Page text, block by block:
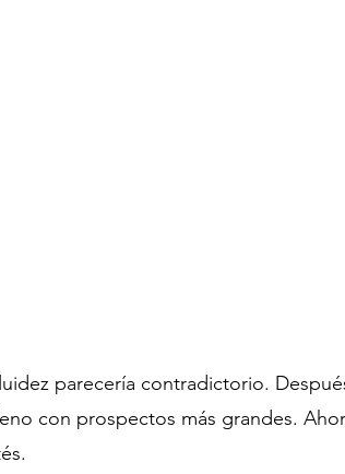
parecería contradictorio.
con prospectos más grandes.